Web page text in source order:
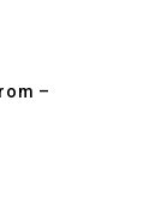
–